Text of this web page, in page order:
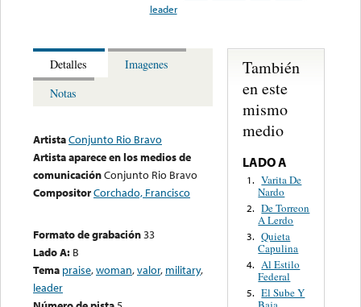
leader
Detalles
Imagenes
Notas
ArtistaConjunto Rio Bravo
Artista aparece en los medios de
comunicaciónConjunto Rio Bravo
CompositorCorchado, Francisco
Formato de grabación33
Lado A: B
Tema praise,woman,valor, military,
leader
También
en este
mismo
medio
LADO A
1. Varita De
Nardo
2. De Torreon
A Lerdo
3. Quieta
Capulina
4. Al Estilo
Federal
5. El Sube Y